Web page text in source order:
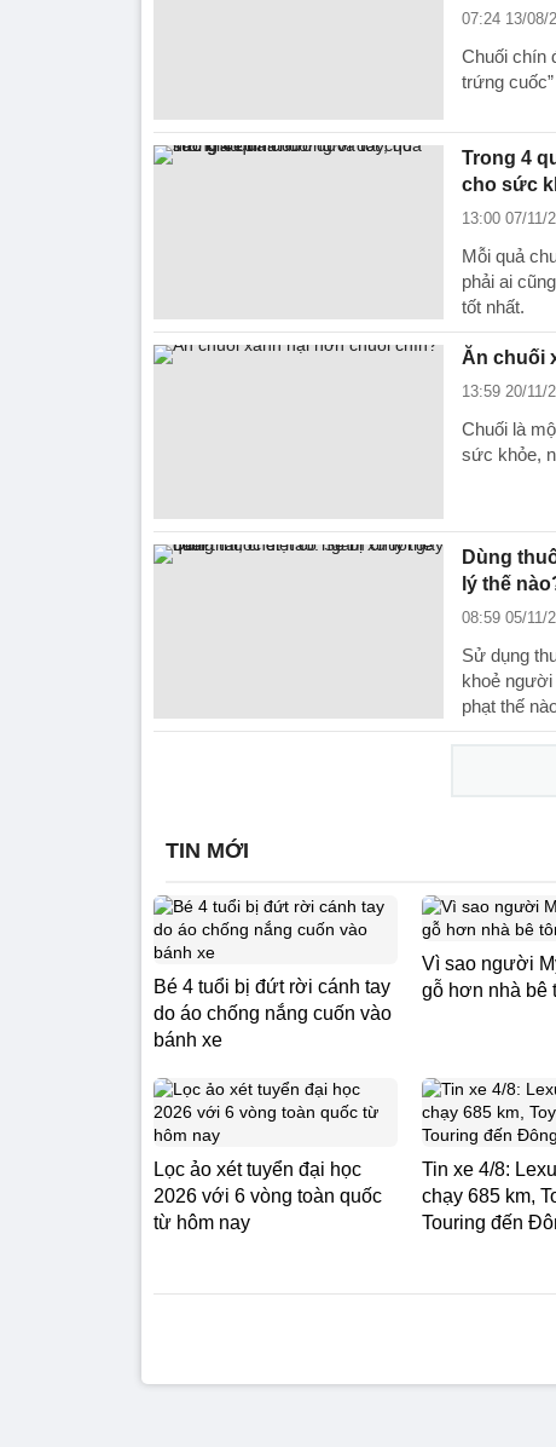
07:24 13/08/
Chuối chín
trứng
Trong 4
cho sức
13:00 07/11/
Mỗi quả
phải ai
tốt nhất.
Ăn chuối
13:59 20/11/
Chuối là
sức khỏe,
Dùng
lý thế
08:59 05/11/
Sử dụng
khoẻ người
phạt thế
TIN MỚI
Bé 4 tuổi bị đứt rời cánh tay
do áo chống nắng cuốn vào
bánh xe
Vì sao người
gỗ hơn nhà bê
Lọc ảo xét tuyển đại học
2026 với 6 vòng toàn quốc
từ hôm nay
Tin xe 4/8:
chạy 685 km,
Touring đến